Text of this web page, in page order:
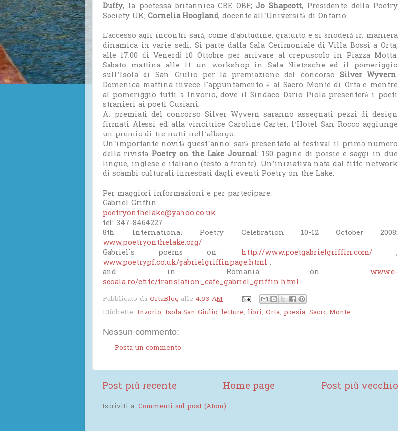
Duffy, la poetessa britannica CBE OBE; Jo Shapcott, Presidente della Poetry
Society UK; Cornelia Hoogland, docente all’Università di Ontario.
L'accesso agli incontri sarà, come d'abitudine, gratuito e si snoderà in maniera
dinamica in varie sedi. Si parte dalla Sala Cerimoniale di Villa Bossi a Orta,
alle 17.00 di Venerdì 10 Ottobre per arrivare al crepuscolo in Piazza Motta.
Sabato mattina alle 11 un workshop in Sala Nietzsche ed il pomeriggio
sull’Isola di San Giulio per la premiazione del concorso Silver Wyvern.
Domenica mattina invece l'appuntamento è al Sacro Monte di Orta e mentre
al pomeriggio tutti a Invorio, dove il Sindaco Dario Piola presenterà i poeti
stranieri ai poeti Cusiani.
Ai premiati del concorso Silver Wyvern saranno assegnati pezzi di design
firmati Alessi ed alla vincitrice Caroline Carter, l’Hotel San Rocco aggiunge
un premio di tre notti nell’albergo.
Un’importante novità quest’anno: sarà presentato al festival il primo numero
della rivista Poetry on the Lake Journal: 150 pagine di poesie e saggi in due
lingue, inglese e italiano (testo a fronte). Un’iniziativa nata dal fitto network
di scambi culturali innescati dagli eventi Poetry on the Lake.
Per maggiori informazioni e per partecipare:
Gabriel Griffin
poetryonthelake@yahoo.co.uk
tel: 347-8464227
8th International Poetry Celebration 10-12 October 2008:
www.poetryonthelake.org/
Gabriel`s poems on: http://www.poetgabrielgriffin.com/ ,
www.poetrypf.co.uk/gabrielgriffinpage.html ,
and in Romania on www.e-
scoala.ro/ctitc/translation_cafe_gabriel_griffin.html
Pubblicato da OrtaBlog alle 4:53 AM
Etichette: Invorio, Isola San Giulio, letture, libri, Orta, poesia, Sacro Monte
Nessun commento:
Posta un commento
Post più recente Post più vecchio
Home page
Iscriviti a: Commenti sul post (Atom)